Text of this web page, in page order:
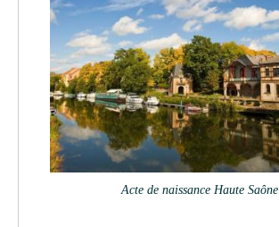
Acte de naissance Haute Saône